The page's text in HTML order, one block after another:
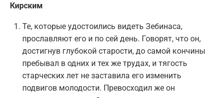
Кирским
Те, которые удостоились видеть Зебинаса,
прославляют его и по сей день. Говорят, что он,
достигнув глубокой старости, до самой кончины
пребывал в одних и тех же трудах, и тягость
старческих лет не заставила его изменить
подвигов молодости. Превосходил же он